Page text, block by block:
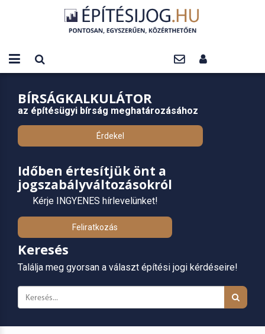
BÍRSÁGKALKULÁTOR
az építésügyi bírság meghatározásához
Érdekel
Időben értesítjük önt a
jogszabályváltozásokról
Kérje INGYENES hírlevelünket!
Feliratkozás
Keresés
Találja meg gyorsan a választ építési jogi kérdéseire!